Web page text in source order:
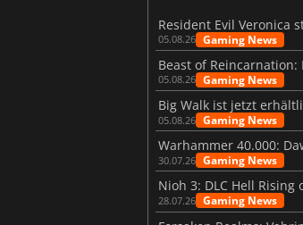
05.08.26 Gaming News
05.08.26 Gaming News
05.08.26 Gaming News
30.07.26 Gaming News
Nioh 3: DLC Hell
28.07.26 Gaming News